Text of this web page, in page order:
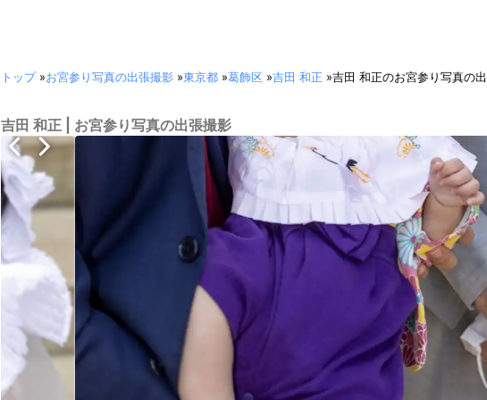
トップ»お宮参り写真の出張撮影 »東京都 »葛飾区 »吉田 和正 »吉田 和正のお宮参り写真の
吉田 和正 | お宮参り写真の出張撮影